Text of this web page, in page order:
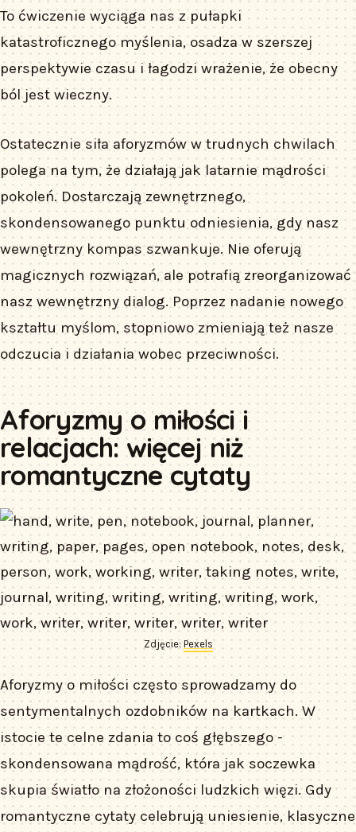
To ćwiczenie wyciąga nas z pułapki
katastroficznego myślenia, osadza w szerszej
perspektywie czasu i łagodzi wrażenie, że obecny
ból jest wieczny.
Ostatecznie siła aforyzmów w trudnych chwilach
polega na tym, że działają jak latarnie mądrości
pokoleń. Dostarczają zewnętrznego,
skondensowanego punktu odniesienia, gdy nasz
wewnętrzny kompas szwankuje. Nie oferują
magicznych rozwiązań, ale potrafią zreorganizować
nasz wewnętrzny dialog. Poprzez nadanie nowego
kształtu myślom, stopniowo zmieniają też nasze
odczucia i działania wobec przeciwności.
Aforyzmy o miłości i
relacjach: więcej niż
romantyczne cytaty
Zdjęcie: Pexels
Aforyzmy o miłości często sprowadzamy do
sentymentalnych ozdobników na kartkach. W
istocie te celne zdania to coś głębszego -
skondensowana mądrość, która jak soczewka
skupia światło na złożoności ludzkich więzi. Gdy
romantyczne cytaty celebrują uniesienie, klasyczne